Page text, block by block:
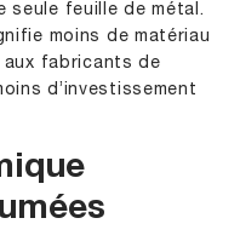
seule feuille de métal.
moins de matériau
aux fabricants de
d’investissement